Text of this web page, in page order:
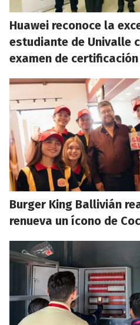
Huawei reconoce la
estudiante de Univalle
examen de
Burger King Ballivián
renueva un ícono de